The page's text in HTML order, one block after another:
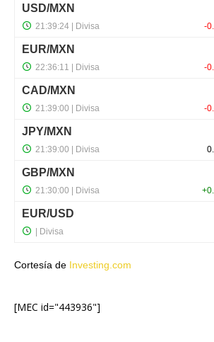
Cortesía de Investing.com
[MEC id="443936"]